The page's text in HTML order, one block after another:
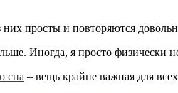
просты и повторяются
Иногда, я просто физически
сна – вещь крайне важная для